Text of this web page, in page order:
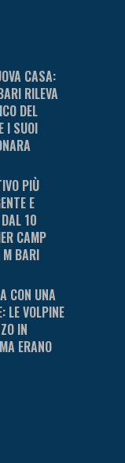
CASA:
RILEVA
DEL
I SUOI
PIÙ
E
DAL 10
CAMP
M BARI
CON UNA
LE VOLPINE
IN
ERANO